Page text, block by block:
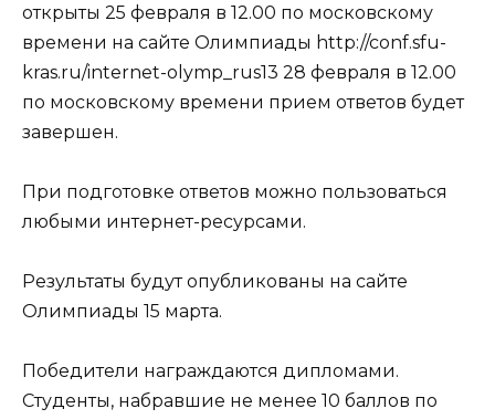
открыты 25 февраля в 12.00 по московскому
времени на сайте Олимпиады http://conf.sfu-
kras.ru/internet-olymp_rus13 28 февраля в 12.00
по московскому времени прием ответов будет
завершен.
При подготовке ответов можно пользоваться
любыми интернет-ресурсами.
Результаты будут опубликованы на сайте
Олимпиады 15 марта.
Победители награждаются дипломами.
Студенты, набравшие не менее 10 баллов по